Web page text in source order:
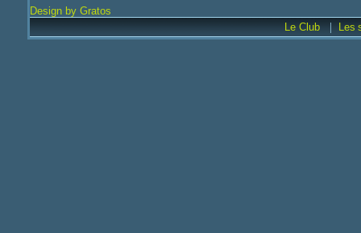
Design by Gratos
Le Club
| Les